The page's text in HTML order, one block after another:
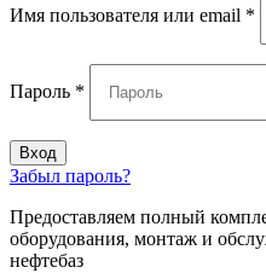
Имя пользователя или email *
Пароль *
Вход
Забыл пароль?
Предоставляем полный
оборудования, монтаж и
нефтебаз